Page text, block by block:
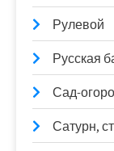
Рулевой
Русская
Сад-
Сатурн,